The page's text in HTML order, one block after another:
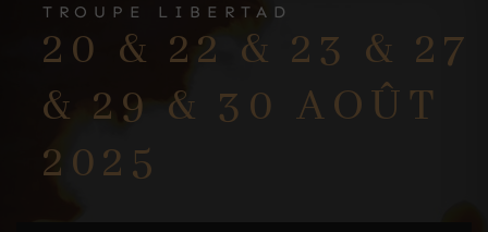
TROUPE LIBERTAD
20 & 22 & 23 & 27
& 29 & 30 AOÛT
2025